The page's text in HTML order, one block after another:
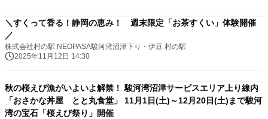
＼すくって香る！静岡の恵み！ 週末限定「お茶すくい」体験開催
／
株式会社村の駅 NEOPASA駿河湾沼津下り・伊豆 村の駅
2025年11月12日 14:30
秋の桜えび漁がいよいよ解禁！ 駿河湾沼津サービスエリア上り線内
「おさかな丼屋 とと丸食堂」 11月1日(土)～12月20日(土)まで駿河
湾の宝石「桜えび祭り」開催